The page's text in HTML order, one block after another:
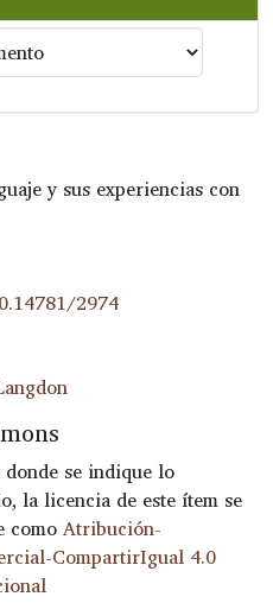
y sus experiencias con
2974
donde se indique lo
la licencia de este ítem se
comoAtribución-
CompartirIgual 4.0